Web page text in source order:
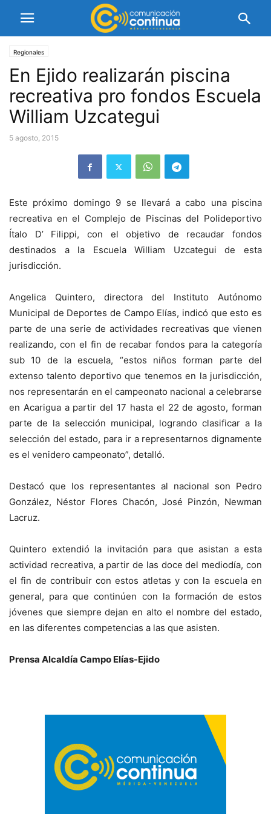
Regionales
En Ejido realizarán piscina
recreativa pro fondos Escuela
William Uzcategui
5 agosto, 2015
Este próximo domingo 9 se llevará a cabo una piscina
recreativa en el Complejo de Piscinas del Polideportivo
Ítalo D’ Filippi, con el objetivo de recaudar fondos
destinados a la Escuela William Uzcategui de esta
jurisdicción.
Angelica Quintero, directora del Instituto Autónomo
Municipal de Deportes de Campo Elías, indicó que esto es
parte de una serie de actividades recreativas que vienen
realizando, con el fin de recabar fondos para la categoría
sub 10 de la escuela, “estos niños forman parte del
extenso talento deportivo que tenemos en la jurisdicción,
nos representarán en el campeonato nacional a celebrarse
en Acarigua a partir del 17 hasta el 22 de agosto, forman
parte de la selección municipal, logrando clasificar a la
selección del estado, para ir a representarnos dignamente
es el venidero campeonato”, detalló.
Destacó que los representantes al nacional son Pedro
González, Néstor Flores Chacón, José Pinzón, Newman
Lacruz.
Quintero extendió la invitación para que asistan a esta
actividad recreativa, a partir de las doce del mediodía, con
el fin de contribuir con estos atletas y con la escuela en
general, para que continúen con la formación de estos
jóvenes que siempre dejan en alto el nombre del estado,
en las diferentes competencias a las que asisten.
Prensa Alcaldía Campo Elías-Ejido